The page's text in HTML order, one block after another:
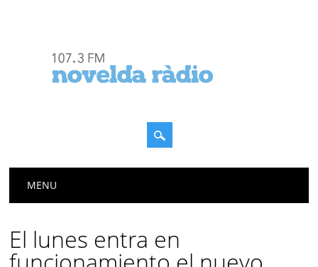
Menú principal
MENU
El lunes entra en